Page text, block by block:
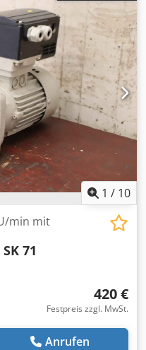
1 / 10
min mit
71
420 €
Festpreis zzgl. MwSt.
Anrufen